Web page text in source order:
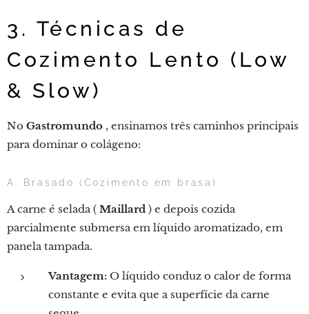
3. Técnicas de
Cozimento Lento (Low
& Slow)
No Gastromundo , ensinamos três caminhos principais
para dominar o colágeno:
A. Brasado (Cozimento em brasa)
A carne é selada ( Maillard ) e depois cozida
parcialmente submersa em líquido aromatizado, em
panela tampada.
Vantagem: O líquido conduz o calor de forma
constante e evita que a superfície da carne